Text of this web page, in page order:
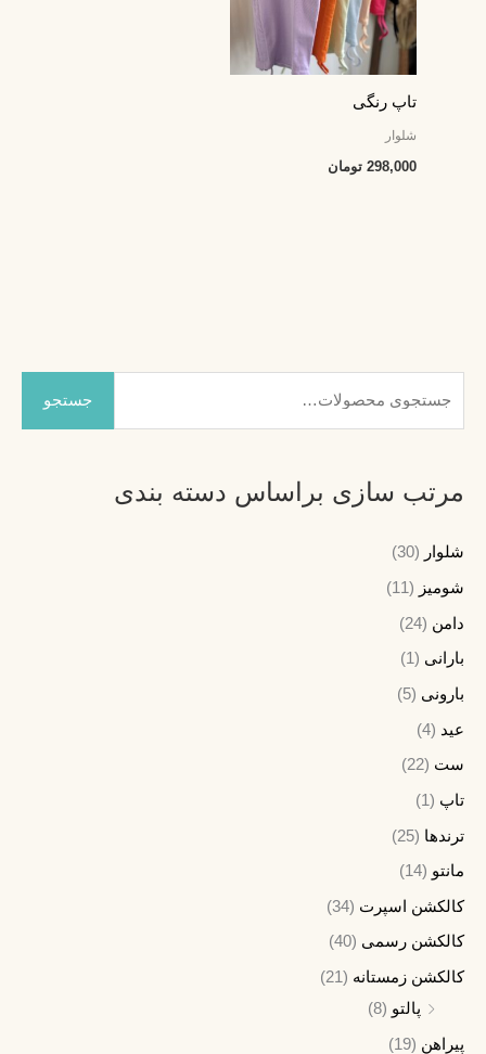
:
جستجو
مرتب سازی براساس دسته بندی
شلوار (30)
شومیز (11)
دامن (24)
بارانی (1)
بارونی (5)
عید (4)
ست (22)
تاپ (1)
ترندها (25)
مانتو (14)
کالکشن اسپرت (34)
کالکشن رسمی (40)
کالکشن زمستانه (21)
پالتو (8)
پیراهن (19)
تاپ رنگی
شلوار
298,000 تومان